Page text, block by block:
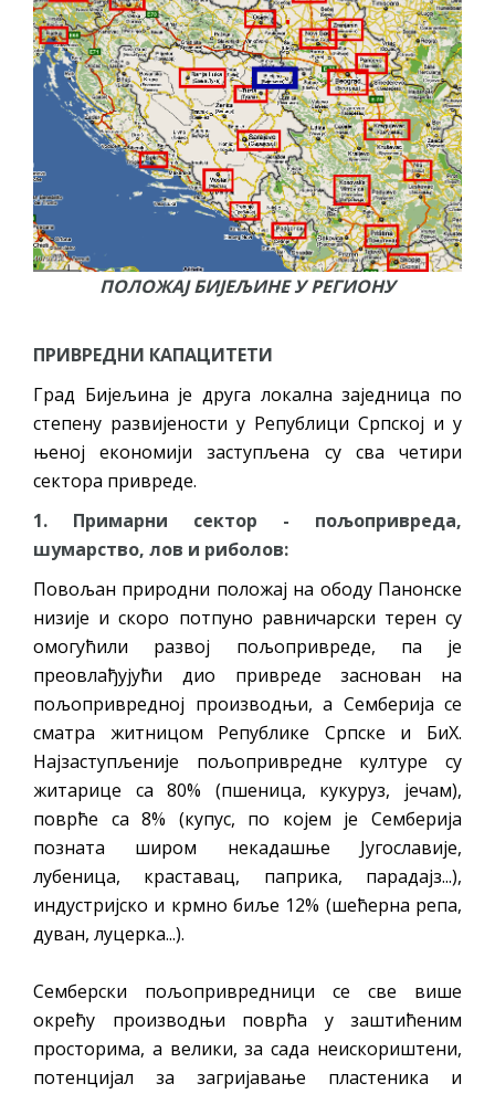
ПОЛОЖАЈ БИЈЕЉИНЕ У РЕГИОНУ
ПРИВРЕДНИ КАПАЦИТЕТИ
Град Бијељина је друга локална заједница по
степену развијености у Републици Српској и у
њеној економији заступљена су сва четири
сектора привреде.
1. Примарни сектор - пољопривреда,
шумарство, лов и риболов:
Повољан природни положај на ободу Панонске
низије и скоро потпуно равничарски терен су
омогућили развој пољопривреде, па је
преовлађујући дио привреде заснован на
пољопривредној производњи, а Семберија се
сматра житницом Републике Српске и БиХ.
Најзаступљеније пољопривредне културе су
житарице са 80% (пшеница, кукуруз, јечам),
поврће са 8% (купус, по којем је Семберија
позната широм некадашње Југославије,
лубеница, краставац, паприка, парадајз...),
индустријско и крмно биље 12% (шећерна репа,
дуван, луцерка...).
Семберски пољопривредници се све више
окрећу производњи поврћа у заштићеним
просторима, а велики, за сада неискориштени,
потенцијал за загријавање пластеника и